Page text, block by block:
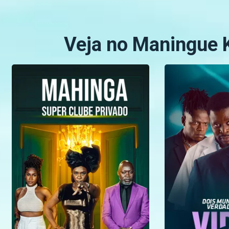
Veja no Maningue